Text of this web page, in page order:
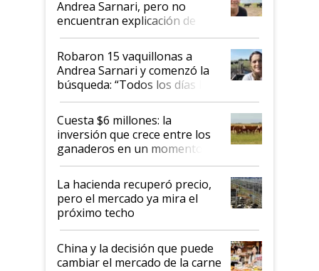
Andrea Sarnari, pero no
encuentran explicación de
cómo llegaron allí
Robaron 15 vaquillonas a
Andrea Sarnari y comenzó la
búsqueda: “Todos los días le
toca a algún productor”
Cuesta $6 millones: la
inversión que crece entre los
ganaderos en un momento
histórico para la actividad
La hacienda recuperó precio,
pero el mercado ya mira el
próximo techo
China y la decisión que puede
cambiar el mercado de la carne